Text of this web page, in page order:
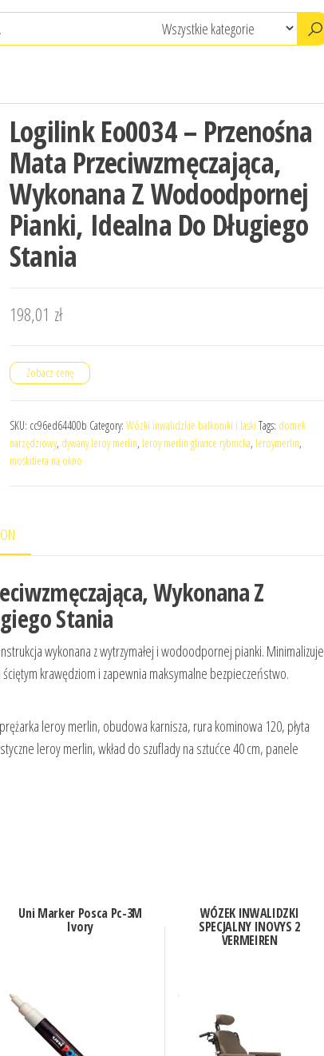
Logilink Eo0034 – Przenośna
Mata Przeciwzmęczająca,
Wykonana Z Wodoodpornej
Pianki, Idealna Do Długiego
Stania
198,01 zł
Zobacz cenę
SKU: cc96ed64400b Category: Wózki inwalidzkie balkoniki i laski Tags: domek
narzędziowy, dywany leroy merlin, leroy merlin gliwice rybnicka, leroymerlin,
moskitiera na okno
Wykonana Z
Stania
wykonana z wytrzymałej i wodoodpornej pianki. Minimalizuje
krawędziom i zapewnia maksymalne bezpieczeństwo.
leroy merlin, obudowa karnisza, rura kominowa 120, płyta
leroy merlin, wkład do szuflady na sztućce 40 cm, panele
Uni Marker Posca Pc-3M
Ivory
WÓZEK INWALIDZKI
SPECJALNY INOVYS 2
VERMEIREN